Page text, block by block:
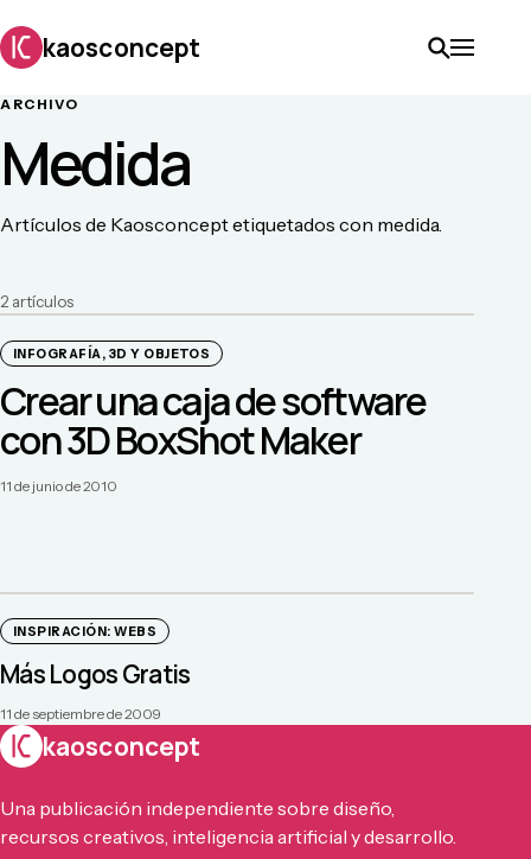
kaosconcept
ARCHIVO
Medida
Artículos de Kaosconcept etiquetados con medida.
2 artículos
INFOGRAFÍA, 3D Y OBJETOS
Crear una caja de software
con 3D BoxShot Maker
11 de junio de 2010
INSPIRACIÓN: WEBS
Más Logos Gratis
11 de septiembre de 2009
kaosconcept
Una publicación independiente sobre diseño,
recursos creativos, inteligencia artificial y desarrollo.